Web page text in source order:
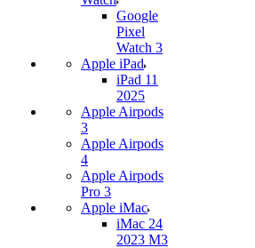
Google
Pixel
Watch 3
Apple iPad
iPad 11
2025
Apple Airpods
3
Apple Airpods
4
Apple Airpods
Pro 3
Apple iMac
iMac 24
2023 M3